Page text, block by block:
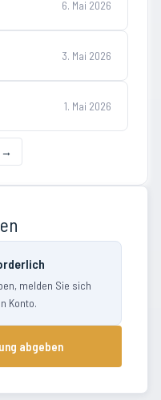
6. Mai 2026
3. Mai 2026
1. Mai 2026
→
melden Sie sich
Konto.
abgeben